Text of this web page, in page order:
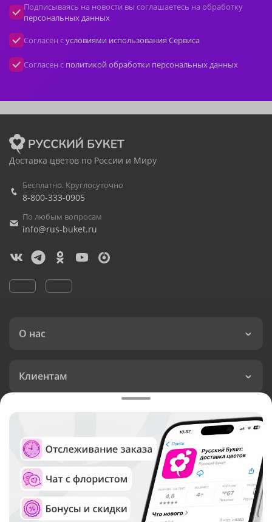
Подписываясь на новости вы соглашаетесь на обработку
персональных данных
Согласен сусловиями использования Сервиса
Согласен с политикой обработки персональных данных
Доставка цветов по России и Миру
Бесплатно. Круглосуточно
8-800-333-0905
По любым вопросам
info@rus-buket.ru
О нас
Клиентам
Язык интерфейса: Валюта: